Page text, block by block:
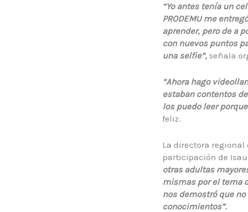
“Yo antes tenía un
PRODEMU me
aprender, pero de a
con nuevos puntos
una selfie”, señala
“Ahora hago
estaban contentos
los puedo leer
feliz.
La directora regional
participación de
otras adultas
mismas por el tema
nos demostró que
conocimientos”.